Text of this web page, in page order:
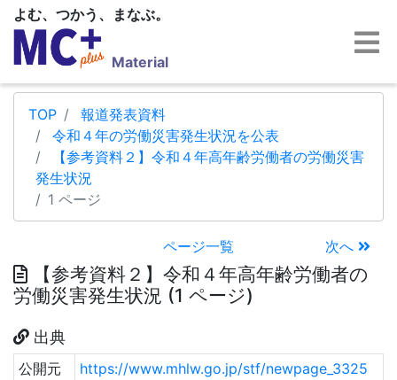
よむ、つかう、まなぶ。
Material
TOP
報道発表資料
令和４年の労働災害発生状況を公表
【参考資料２】令和４年高年齢労働者の労働災害
発生状況
1 ページ
ページ一覧 次へ
【参考資料２】令和４年高年齢労働者の
労働災害発生状況 (1 ページ)
出典
公開元
https://www.mhlw.go.jp/stf/newpage_3325